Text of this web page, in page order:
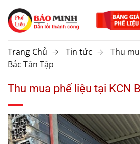
Chuyển
đến
nội
Trang Chủ Tin tức
Thu
Bắc Tân Tập
Thu mua phế liệu tại KCN